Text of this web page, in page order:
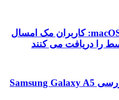
نقد و بررسی macOS Sierra: کاربران مک امسال
را دریافت می کنند
تجربه عملی : نقد و بررسی Samsung Galaxy A5